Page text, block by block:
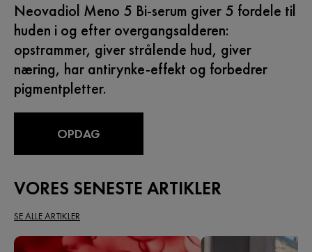
Neovadiol Meno 5 Bi-serum giver 5 fordele til
huden i og efter overgangsalderen:
opstrammer, giver strålende hud, giver
næring, har antirynke-effekt og forbedrer
pigmentpletter.
OPDAG
VORES SENESTE ARTIKLER
SE ALLE ARTIKLER